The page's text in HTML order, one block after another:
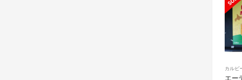
カルビ